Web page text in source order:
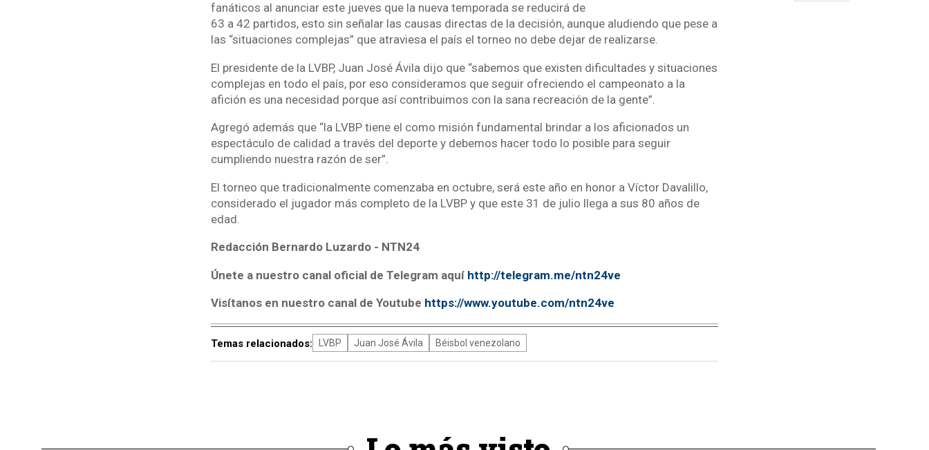
fanáticos al anunciar este jueves que la nueva temporada se reducirá de
63 a 42 partidos, esto sin señalar las causas directas de la decisión, aunque aludiendo que pese a
las “situaciones complejas” que atraviesa el país el torneo no debe dejar de realizarse.
El presidente de la LVBP, Juan José Ávila dijo que “sabemos que existen dificultades y situaciones
complejas en todo el país, por eso consideramos que seguir ofreciendo el campeonato a la
afición es una necesidad porque así contribuimos con la sana recreación de la gente”.
Agregó además que “la LVBP tiene el como misión fundamental brindar a los aficionados un
espectáculo de calidad a través del deporte y debemos hacer todo lo posible para seguir
cumpliendo nuestra razón de ser”.
El torneo que tradicionalmente comenzaba en octubre, será este año en honor a Víctor Davalillo,
considerado el jugador más completo de la LVBP y que este 31 de julio llega a sus 80 años de
edad.
Redacción Bernardo Luzardo - NTN24
Únete a nuestro canal oficial de Telegram aquí http://telegram.me/ntn24ve
Visítanos en nuestro canal de Youtube https://www.youtube.com/ntn24ve
Temas relacionados: LVBP Juan José Ávila Béisbol venezolano